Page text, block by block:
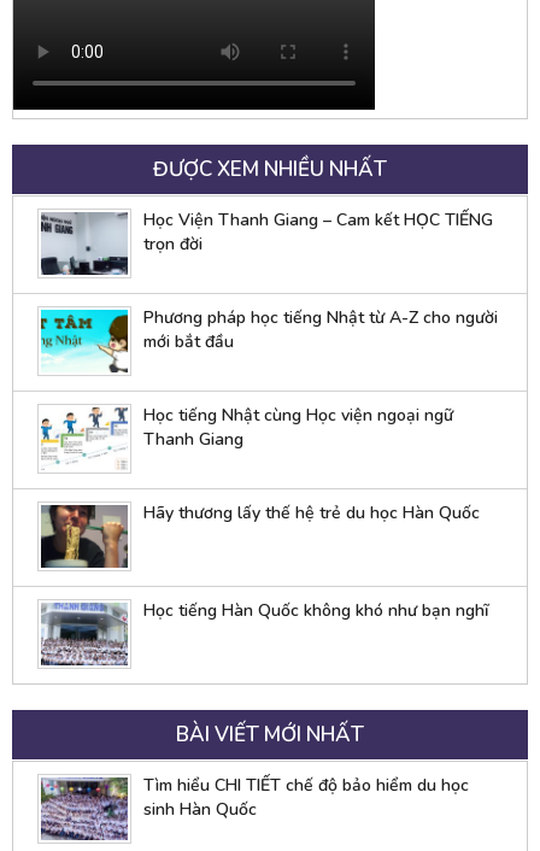
ĐƯỢC XEM NHIỀU NHẤT
Học Viện Thanh Giang – Cam kết HỌC TIẾNG
trọn đời
Phương pháp học tiếng Nhật từ A-Z cho người
mới bắt đầu
Học tiếng Nhật cùng Học viện ngoại ngữ
Thanh Giang
Hãy thương lấy thế hệ trẻ du học Hàn Quốc
Học tiếng Hàn Quốc không khó như bạn nghĩ
BÀI VIẾT MỚI NHẤT
Tìm hiểu CHI TIẾT chế độ bảo hiểm du học
sinh Hàn Quốc